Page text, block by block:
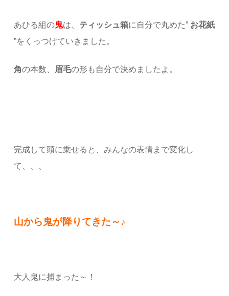
あひる組の鬼は、 ティッシュ箱に自分で丸めた” お花紙
”をくっつけていきました。
角の本数、 眉毛の形も自分で決めましたよ。
完成して頭に乗せると、みんなの表情まで変化し
て、、、
山から鬼が降りてきた～♪
大人鬼に捕まった～！